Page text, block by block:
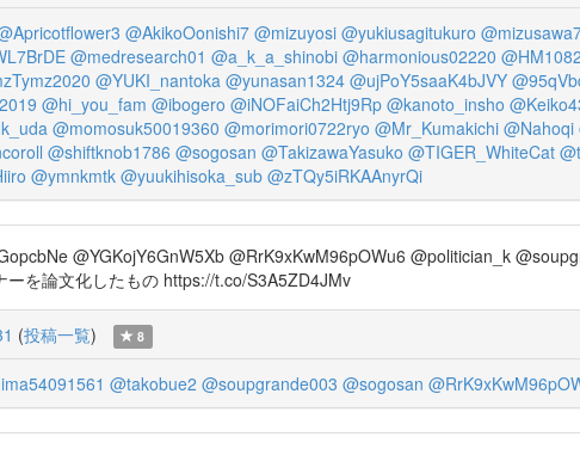
@AkikoOonishi7 @mizuyosi @yukiusagitukuro
@medresearch01 @a_k_a_shinobi @harmonious02220
@YUKI_nantoka @yunasan1324 @ujPoY5saaK4bJVY
@hi_you_fam @ibogero @iNOFaiCh2Htj9Rp @kanoto_insho
@momosuk50019360 @morimori0722ryo @Mr_Kumakichi @Nahoqi
@shiftknob1786 @sogosan @TakizawaYasuko @TIGER_WhiteCat
@ymnkmtk @yuukihisoka_sub @zTQy5iRKAAnyrQi
@YGKojY6GnW5Xb @RrK9xKwM96pOWu6 @politician_k
を論文化したもの https://t.co/S3A5ZD4JMv
(投稿一覧) 8
@takobue2 @soupgrande003 @sogosan